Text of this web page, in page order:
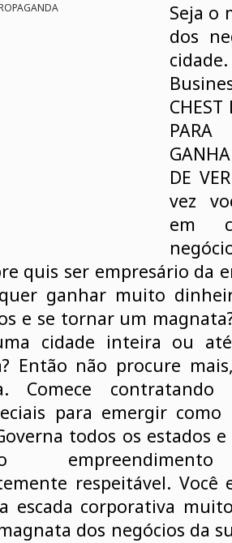
Seja o
dos
CHEST
PARA
DE
vez
em
quis ser empresário da
ganhar muito
e se tornar um
cidade inteira ou
Então não procure
Comece contratando
para emergir
todos os estados
respeitável. Você
escada corporativa
dos negócios da